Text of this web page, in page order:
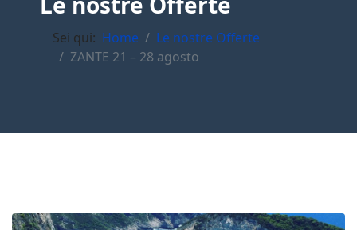
Sei qui: Home
Le nostre Offerte
ZANTE 21 – 28 agosto